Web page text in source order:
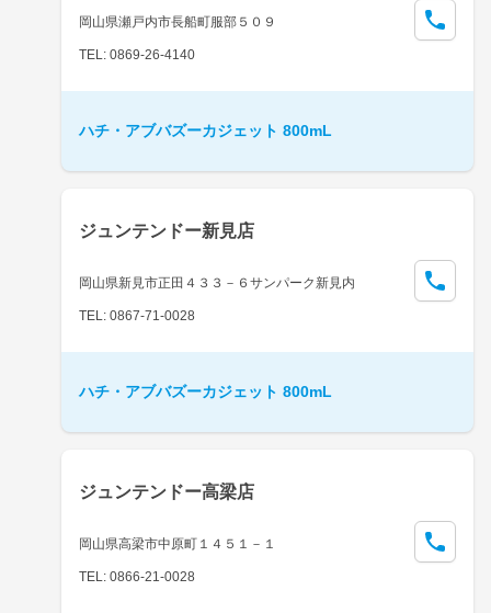
岡山県瀬戸内市長船町服部５０９
TEL: 0869-26-4140
ハチ・アブバズーカジェット 800mL
ジュンテンドー新見店
岡山県新見市正田４３３－６サンパーク新見内
TEL: 0867-71-0028
ハチ・アブバズーカジェット 800mL
ジュンテンドー高梁店
岡山県高梁市中原町１４５１－１
TEL: 0866-21-0028